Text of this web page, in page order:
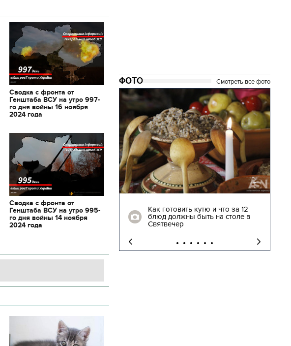
Сводка с фронта от
Генштаба ВСУ на утро 997-
го дня войны 16 ноября
2024 года
Сводка с фронта от
Генштаба ВСУ на утро 995-
го дня войны 14 ноября
2024 года
ФОТО Смотреть все фото
11.10.2017 | 16:22
Времена Руси: как выглядят
декорации к фильму
"Сторожевая застава"
Как готовить кутю и что за 12
блюд должны быть на столе в
Святвечер